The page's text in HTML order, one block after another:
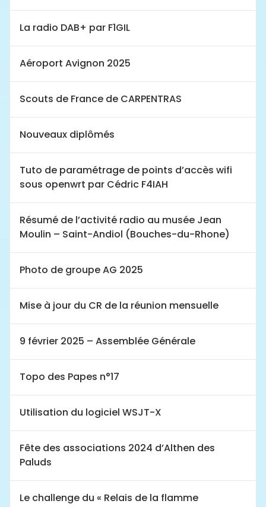
La radio DAB+ par F1GIL
Aéroport Avignon 2025
Scouts de France de CARPENTRAS
Nouveaux diplômés
Tuto de paramétrage de points d’accès wifi
sous openwrt par Cédric F4IAH
Résumé de l’activité radio au musée Jean
Moulin – Saint-Andiol (Bouches-du-Rhone)
Photo de groupe AG 2025
Mise à jour du CR de la réunion mensuelle
9 février 2025 – Assemblée Générale
Topo des Papes n°17
Utilisation du logiciel WSJT-X
Fête des associations 2024 d’Althen des
Paluds
Le challenge du « Relais de la flamme